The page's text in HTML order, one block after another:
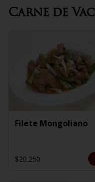
Carne de
Filete Mongoliano
$20.250